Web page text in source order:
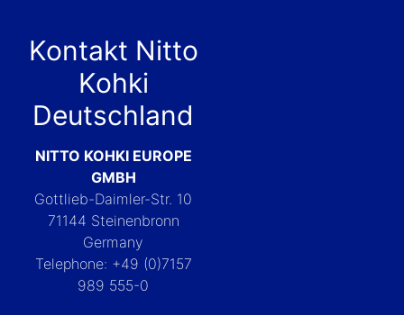
Kontakt Nitto
Kohki
Deutschland
NITTO KOHKI EUROPE
GMBH
Gottlieb-Daimler-Str. 10
71144 Steinenbronn
Germany
Telephone: +49 (0)7157
989 555-0